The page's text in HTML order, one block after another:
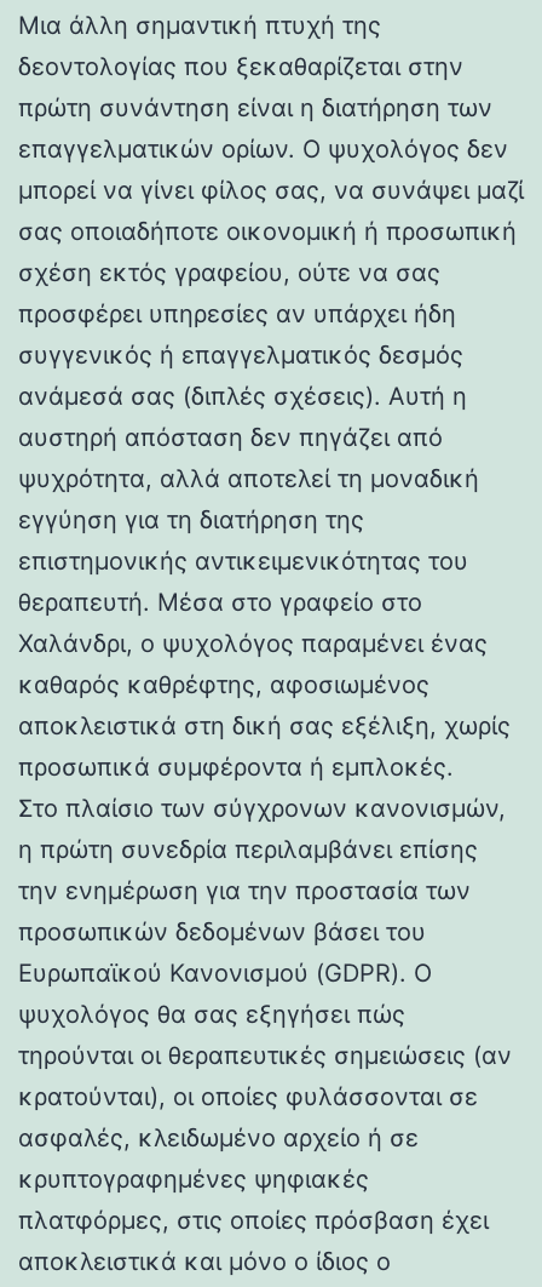
Μια άλλη σημαντική πτυχή της
δεοντολογίας που ξεκαθαρίζεται στην
πρώτη συνάντηση είναι η διατήρηση των
επαγγελματικών ορίων. Ο ψυχολόγος δεν
μπορεί να γίνει φίλος σας, να συνάψει μαζί
σας οποιαδήποτε οικονομική ή προσωπική
σχέση εκτός γραφείου, ούτε να σας
προσφέρει υπηρεσίες αν υπάρχει ήδη
συγγενικός ή επαγγελματικός δεσμός
ανάμεσά σας (διπλές σχέσεις). Αυτή η
αυστηρή απόσταση δεν πηγάζει από
ψυχρότητα, αλλά αποτελεί τη μοναδική
εγγύηση για τη διατήρηση της
επιστημονικής αντικειμενικότητας του
θεραπευτή. Μέσα στο γραφείο στο
Χαλάνδρι, ο ψυχολόγος παραμένει ένας
καθαρός καθρέφτης, αφοσιωμένος
αποκλειστικά στη δική σας εξέλιξη, χωρίς
προσωπικά συμφέροντα ή εμπλοκές.
Στο πλαίσιο των σύγχρονων κανονισμών,
η πρώτη συνεδρία περιλαμβάνει επίσης
την ενημέρωση για την προστασία των
προσωπικών δεδομένων βάσει του
Ευρωπαϊκού Κανονισμού (GDPR). Ο
ψυχολόγος θα σας εξηγήσει πώς
τηρούνται οι θεραπευτικές σημειώσεις (αν
κρατούνται), οι οποίες φυλάσσονται σε
ασφαλές, κλειδωμένο αρχείο ή σε
κρυπτογραφημένες ψηφιακές
πλατφόρμες, στις οποίες πρόσβαση έχει
αποκλειστικά και μόνο ο ίδιος ο